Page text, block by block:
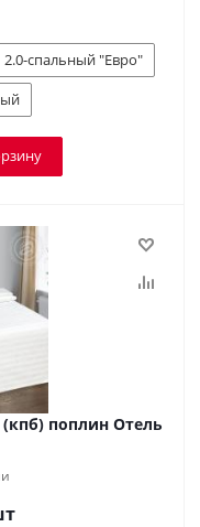
2.0-спальный "Евро"
поплин Отель